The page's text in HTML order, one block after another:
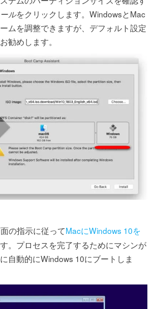
ルをクリックします。WindowsとMac
ムを調整できますが、デフォルト設定
勧めします。
の指示に従ってMacにWindows 10を
。プロセスを完了するためにマシンが
自動的にWindows 10にブートしま